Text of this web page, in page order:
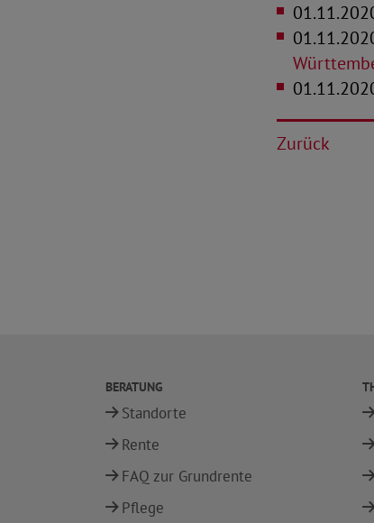
Zurück
BERATUNG
Standorte
Rente
FAQ zur Grundrente
Pflege